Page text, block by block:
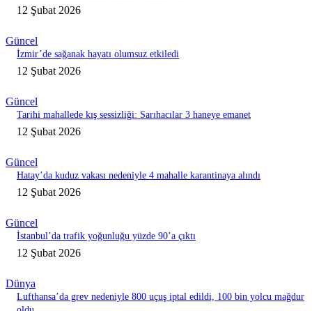
12 Şubat 2026
Güncel
İzmir’de sağanak hayatı olumsuz etkiledi
12 Şubat 2026
Güncel
Tarihi mahallede kış sessizliği: Sarıhacılar 3 haneye emanet
12 Şubat 2026
Güncel
Hatay’da kuduz vakası nedeniyle 4 mahalle karantinaya alındı
12 Şubat 2026
Güncel
İstanbul’da trafik yoğunluğu yüzde 90’a çıktı
12 Şubat 2026
Dünya
Lufthansa’da grev nedeniyle 800 uçuş iptal edildi, 100 bin yolcu mağdur